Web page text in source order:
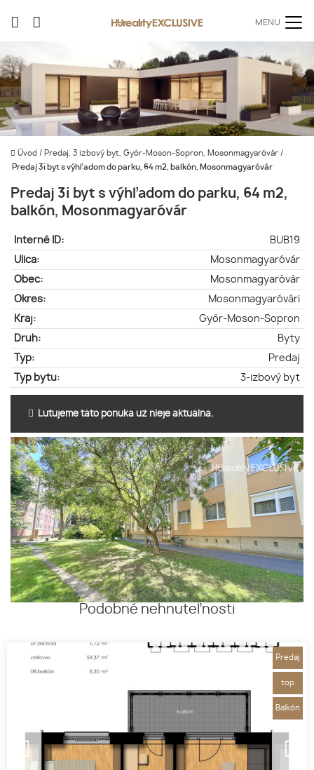
MENU
Úvod / Predaj, 3 izbový byt, Győr-Moson-Sopron, Mosonmagyaróvár /
Predaj 3i byt s výhľadom do parku, 64 m2, balkón, Mosonmagyaróvár
Predaj 3i byt s výhľadom do parku, 64 m2,
balkón, Mosonmagyaróvár
Interné ID:
BUB19
Ulica:
Mosonmagyaróvár
Obec:
Mosonmagyaróvár
Okres:
Mosonmagyaróvári
Kraj:
Győr-Moson-Sopron
Druh:
Byty
Typ:
Predaj
Typ bytu:
3-izbový byt
Ľutujeme táto ponuka už nieje aktuálna.
Podobné nehnuteľnosti
Predaj
top
Balkón